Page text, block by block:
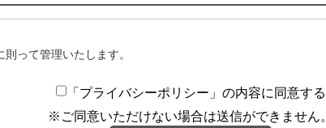
って管理いたします。
「プライバシーポリシー」の内容に同意する
※ご同意いただけない場合は送信ができません。